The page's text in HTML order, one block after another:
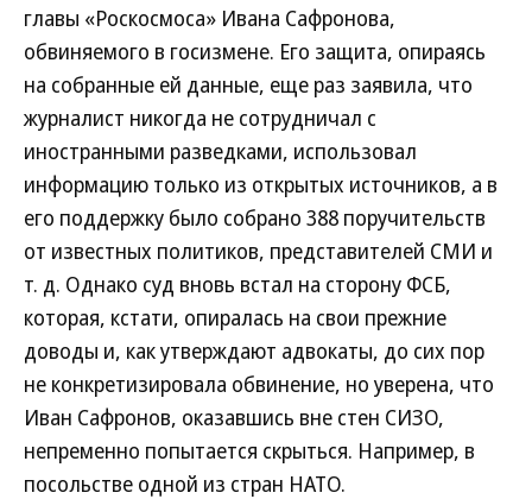
главы «Роскосмоса» Ивана Сафронова,
обвиняемого в госизмене. Его защита, опираясь
на собранные ей данные, еще раз заявила, что
журналист никогда не сотрудничал с
иностранными разведками, использовал
информацию только из открытых источников, а в
его поддержку было собрано 388 поручительств
от известных политиков, представителей СМИ и
т. д. Однако суд вновь встал на сторону ФСБ,
которая, кстати, опиралась на свои прежние
доводы и, как утверждают адвокаты, до сих пор
не конкретизировала обвинение, но уверена, что
Иван Сафронов, оказавшись вне стен СИЗО,
непременно попытается скрыться. Например, в
посольстве одной из стран НАТО.